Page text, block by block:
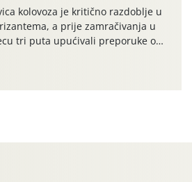
kolovoza je kritično razdoblje u
a prije zamračivanja u
tri puta upućivali preporuke o
zaštite krizantema od najčešćih
i fito-fagnih grinja (23.7., 14.7.,